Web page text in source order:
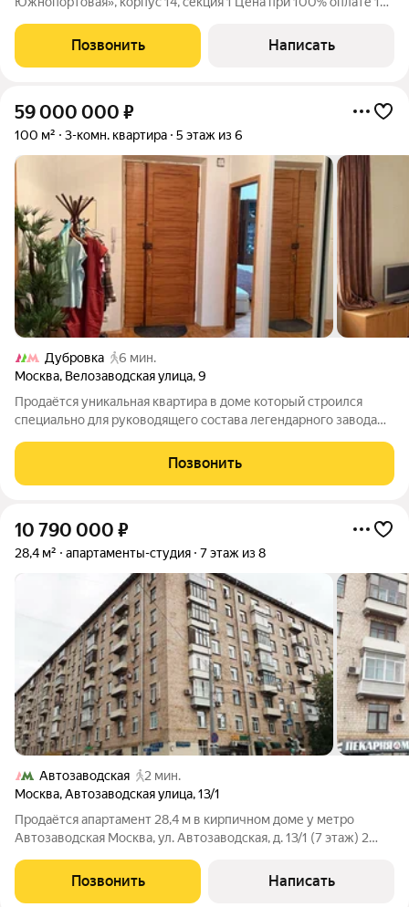
кухня 19,1 м, свободная планировка («без стен»), панорамные
окна, этаж 4 из 13.
Позвонить Написать
59 000 000 ₽
100 м² 3-комн. квартира 5 этаж из 6
Дубровка
6 мин.
Москва, Велозаводская улица,9
Продаётся уникальная квартира в доме который строился
специально для руководящего состава легендарного завода
предприятия. Квартира светлая и очень просторная. Окна
выходят сразу на три стороны: на
Позвонить
10 790 000 ₽
28,4 м² апартаменты-студия 7 этаж из 8
Автозаводская
2 мин.
Москва,Автозаводская улица,13/1
Продаётся апартамент 28,4 м в кирпичном доме у метро
Автозаводская Москва, ул. Автозаводская, д. 13/1 (7 этаж) 2
престижном Даниловском районе Площадь апартамента 28,4
квадратных метра.
Позвонить Написать